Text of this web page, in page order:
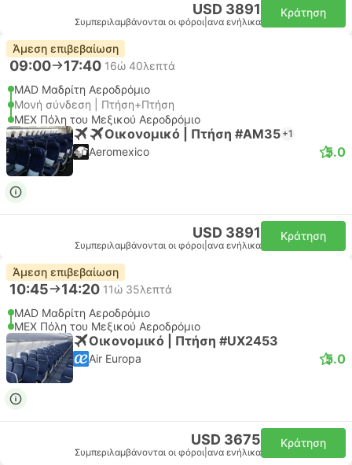
USD 3891
Συμπεριλαμβάνονται οι φόροι ανα ενήλικα
Κράτηση
Άμεση επιβεβαίωση
09:00 17:40 16ώ 40λεπτά
MAD Μαδρίτη Αεροδρόμιο
Μονή σύνδεση | Πτήση+Πτήση
MEX Πόλη του Μεξικού Αεροδρόμιο
Οικονομικό | Πτήση #AM35 +1
Aeromexico 5.0
USD 3891
Συμπεριλαμβάνονται οι φόροι ανα ενήλικα
Κράτηση
Άμεση επιβεβαίωση
10:45 14:20 11ώ 35λεπτά
MAD Μαδρίτη Αεροδρόμιο
MEX Πόλη του Μεξικού Αεροδρόμιο
Οικονομικό | Πτήση #UX2453
Air Europa 5.0
USD 3675
Συμπεριλαμβάνονται οι φόροι ανα ενήλικα
Κράτηση